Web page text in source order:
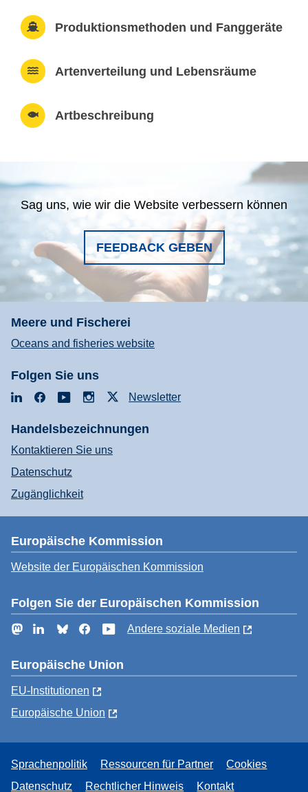
Produktionsmethoden und Fanggeräte
Artenverteilung und Lebensräume
Artbeschreibung
Sag uns, wie wir die Website verbessern können
FEEDBACK GEBEN
Meere und Fischerei
Oceans and fisheries website
Folgen Sie uns
LinkedInFacebookYouTubeInstagramNewsletter
Handelsbezeichnungen
Kontaktieren Sie uns
Datenschutz
Zugänglichkeit
Europäische Kommission
Website der Europäischen Kommission
Folgen Sie der Europäischen Kommission
MastodonLinkedInBlueskyFacebookYouTube
Andere soziale Medien
Europäische Union
EU-Institutionen
Europäische Union
Sprachenpolitik Ressourcen für Partner
Cookies
Datenschutz
Rechtlicher Hinweis Kontakt